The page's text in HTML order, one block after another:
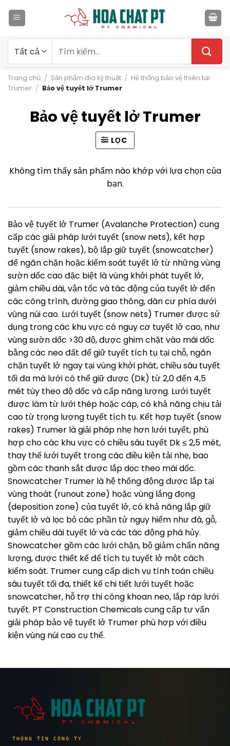
qua
kiếm:
Trang chủ / Sản phẩm địa kỹ thuật / Hệ thống bảo vệ thiên tai
Trumer / Bảo vệ tuyết lở Trumer
Bảo vệ tuyết lở Trumer
LỌC
Không tìm thấy sản phẩm nào khớp với lựa chọn của
bạn.
Bảo vệ tuyết lở Trumer (Avalanche Protection) cung
cấp các giải pháp lưới tuyết (snow nets), kết hợp
tuyết (snow rakes), bộ lắp giữ tuyết (snowcatcher)
để ngăn chặn hoặc kiểm soát tuyết lở từ những vùng
sườn dốc cao đặc biệt là vùng khởi phát tuyết lở,
giảm chiều dài, vận tốc và tác động của tuyết lở đến
các công trình, đường giao thông, dân cư phía dưới
vùng núi cao. Lưới tuyết (snow nets) Trumer được sử
dụng trong các khu vực có nguy cơ tuyết lở cao, như
vùng sườn dốc >30 độ, được ghim chặt vào mái dốc
bằng các neo đất để giữ tuyết tích tụ tại chỗ, ngăn
chặn tuyết lở ngay tại vùng khởi phát, chiều sâu tuyết
tối đa mà lưới có thể giữ được (Dk) từ 2,0 đến 4,5
mét tùy theo độ dốc và cấp năng lượng. Lưới tuyết
được làm từ lưới thép hoặc cáp, có khả năng chịu tải
cao từ trọng lượng tuyết tích tụ. Kết hợp tuyết (snow
rakes) Trumer là giải pháp nhẹ hơn lưới tuyết, phù
hợp cho các khu vực có chiều sâu tuyết Dk ≤ 2,5 mét,
thay thế lưới tuyết trong các điều kiện tải nhẹ, bao
gồm các thanh sắt được lắp dọc theo mái dốc.
Snowcatcher Trumer là hệ thống động được lắp tại
vùng thoát (runout zone) hoặc vùng lắng đọng
(deposition zone) của tuyết lở, có khả năng lắp giữ
tuyết lở và lọc bỏ các phần tử nguy hiểm như đá, gỗ,
giảm chiều dài tuyết lở và các tác động phá hủy.
Snowcatcher gồm các lưới chặn, bộ giảm chấn năng
lượng, được thiết kế để tích tụ tuyết lở một cách
kiểm soát. Trumer cung cấp dịch vụ tính toán chiều
sâu tuyết tối đa, thiết kế chi tiết lưới tuyết hoặc
snowcatcher, hỗ trợ thi công khoan neo, lắp ráp lưới
tuyết. PT Construction Chemicals cung cấp tư vấn
giải pháp bảo vệ tuyết lở Trumer phù hợp với điều
kiện vùng núi cao cụ thể.
THÔNG TIN CÔNG TY